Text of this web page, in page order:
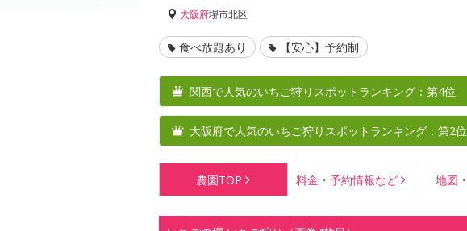
大阪府堺市北区
食べ放題あり 【安心】予約制
関西で人気のいちご狩りスポットランキング：第4位
大阪府で人気のいちご狩りスポットランキング：第2位
農園TOP 料金・予約情報など 地図・